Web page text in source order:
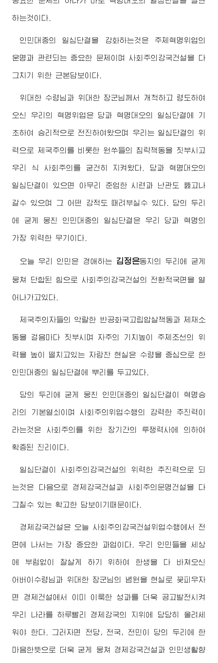
하는것이다.
인민대중의 일심단결을 강화하는것은 주체혁명위업의
운명과 관련되는 중요한 문제이며 사회주의강국건설을 다
그치기 위한 근본담보이다.
위대한 수령님 과 위대한 장군님 께서 개척하고 령도하여
오신 우리의 혁명위업은 당과 혁명대오의 일심단결에 기
초하여 승리적으로 전진하여왔으며 우리는 일심단결의 위
력으로 제국주의를 비롯한 원쑤들의 침략책동을 짓부시고
우리 식 사회주의를 굳건히 지켜왔다. 당과 혁명대오의
일심단결이 있으면 아무리 준엄한 시련과 난관도 뚫고나
갈수 있으며 그 어떤 강적도 때려부실수 있다. 당의 두리
에 굳게 뭉친 인민대중의 일심단결은 우리 당과 혁명의
가장 위력한 무기이다.
오늘 우리 인민은 경애하는 김정은동지 의 두리에 굳게
뭉쳐 단합된 힘으로 사회주의강국건설의 전환적국면을 열
어나가고있다.
제국주의자들의 악랄한 반공화국고립압살책동과 제재소
동을 걸음마다 짓부시며 자주의 기치높이 주체조선의 위
력을 높이 떨치고있는 자랑찬 현실은 수령을 중심으로 한
인민대중의 일심단결에 뿌리를 두고있다.
당의 두리에 굳게 뭉친 인민대중의 일심단결이 혁명승
리의 기본열쇠이며 사회주의위업수행의 강력한 추진력이
라는것은 사회주의를 위한 장기간의 투쟁력사에 의하여
확증된 진리이다.
일심단결이 사회주의강국건설의 위력한 추진력으로 되
는것은 다음으로 경제강국건설과 사회주의문명건설을 다
그칠수 있는 확고한 담보이기때문이다.
경제강국건설은 오늘 사회주의강국건설위업수행에서 전
면에 나서는 가장 중요한 과업이다. 우리 인민들을 세상
에 부럼없이 잘살게 하기 위하여 한생을 다 바쳐오신
어버이수령님 과 위대한 장군님의 념원을 현실로 꽃피우자
면 경제건설에서 이미 이룩한 성과를 더욱 공고발전시켜
우리 나라를 하루빨리 경제강국의 지위에 당당히 올려세
워야 한다. 그러자면 전당, 전국, 전민이 당의 두리에 한
마음한뜻으로 더욱 굳게 뭉쳐 경제강국건설과 인민생활향